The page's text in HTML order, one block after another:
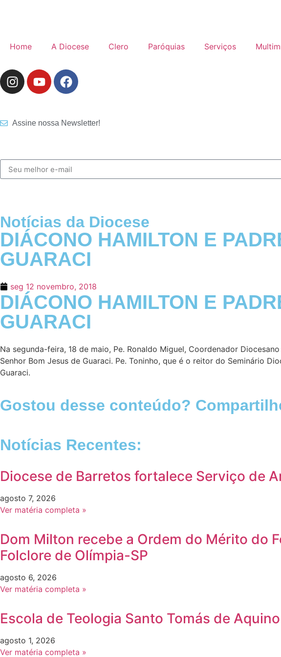
Home A Diocese Clero Paróquias Serviços
Assine nossa Newsletter!
Notícias da Diocese
DIÁCONO HAMILTON E
GUARACI
seg 12 novembro, 2018
DIÁCONO HAMILTON E
GUARACI
Na segunda-feira, 18 de maio, Pe. Ronaldo Miguel, Coordenador
Senhor Bom Jesus de Guaraci. Pe. Toninho, que é o reitor do Seminário
Guaraci.
Gostou desse conteúdo?
Notícias Recentes:
Diocese de Barretos fortalece Serviço de
agosto 7, 2026
Ver matéria completa »
Dom Milton recebe a Ordem do Mérito do
Folclore de Olímpia-SP
agosto 6, 2026
Ver matéria completa »
Escola de Teologia Santo Tomás de
agosto 1, 2026
Ver matéria completa »